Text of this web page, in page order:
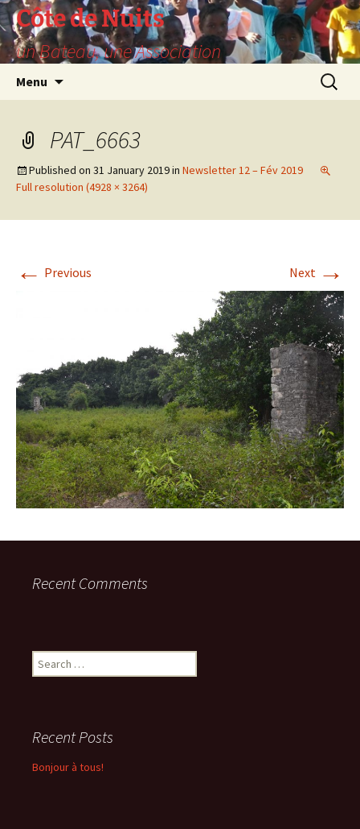
Skip
to
content
Côte de Nuits
un Bateau, une Association
Menu
Search
for:
PAT_6663
Published on 31 January 2019in Newsletter 12 – Fév 2019
Full resolution (4928 × 3264)
← Previous Next →
Recent Comments
Search
for:
Recent Posts
Bonjour à tous!